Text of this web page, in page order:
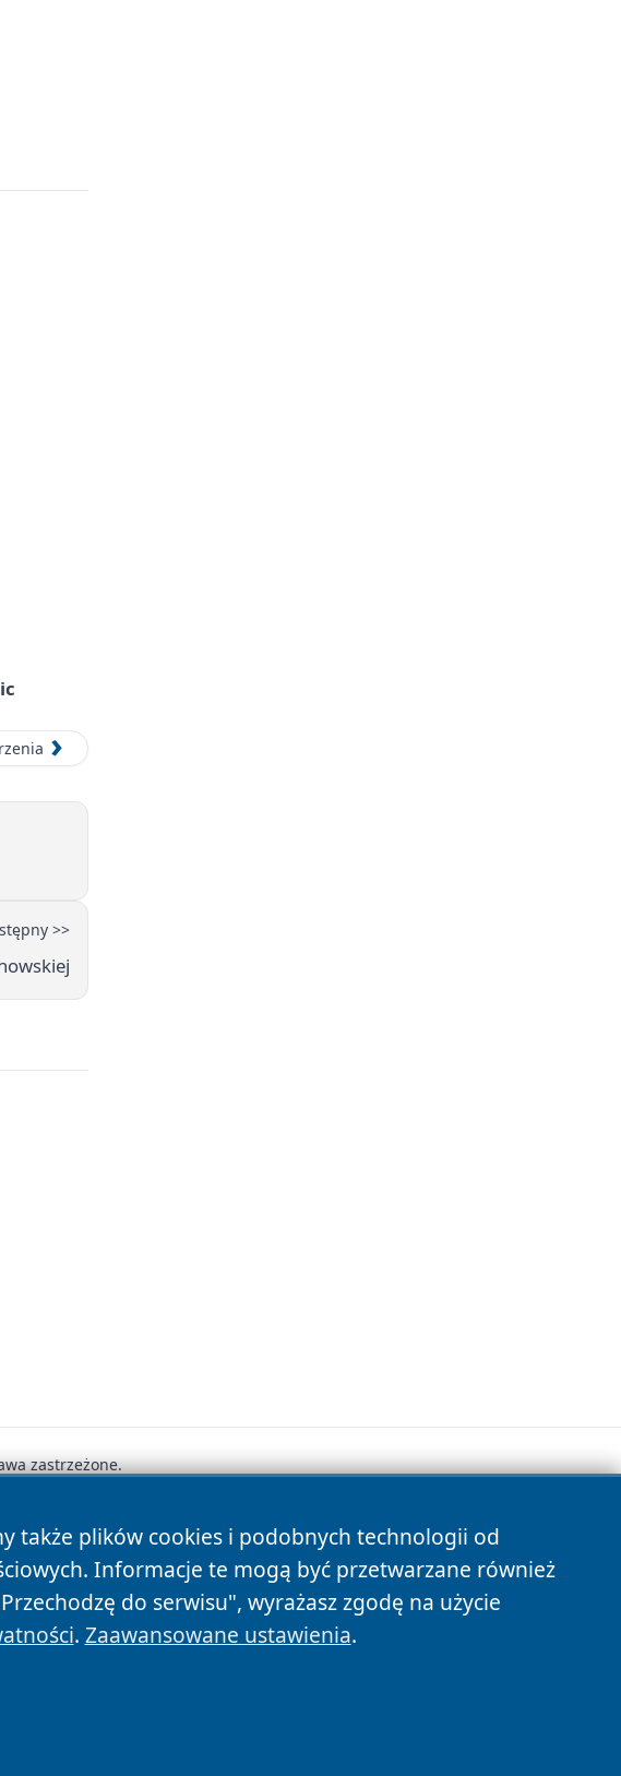
>>
także plików cookies i podobnych technologii od
Informacje te mogą być przetwarzane również
do serwisu", wyrażasz zgodę na użycie
. Zaawansowane ustawienia.
zastrzeżone.
Cookies